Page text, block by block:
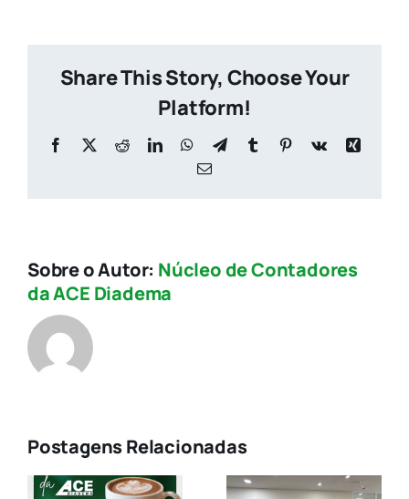
cometer
Share This Story, Choose Your
Platform!
Facebook
X RedditLinkedInWhatsApp
TelegramTumblr Pinterest
Vk
Xing
E-
Sobre o Autor: Núcleo de Contadores
da ACE Diadema
Postagens Relacionadas
AESCON e
ACE